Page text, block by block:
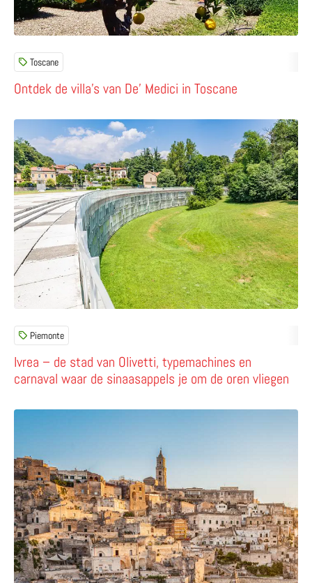
Ontdek de villa’s van De’ Medici in Toscane
Toscane
Ivrea – de stad van Olivetti, typemachines en
carnaval waar de sinaasappels je om de oren vliegen
Piemonte
Lees meer over Ivrea – de stad van Olivetti,